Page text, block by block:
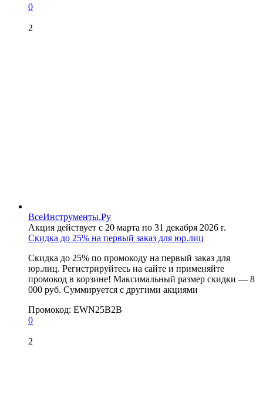
0
2
ВсеИнструменты.Ру
Акция действует с 20 марта по 31 декабря 2026 г.
Скидка до 25% на первый заказ для юр.лиц
Скидка до 25% по промокоду на первый заказ для
юр.лиц. Регистрируйтесь на сайте и применяйте
промокод в корзине! Максимальный размер скидки — 8
000 руб. Суммируется с другими акциями
Промокод: EWN25B2B
0
2